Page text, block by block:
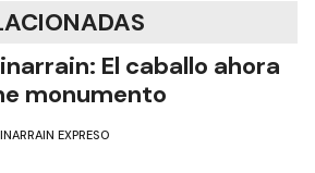
El caballo ahora
monumento
EXPRESO